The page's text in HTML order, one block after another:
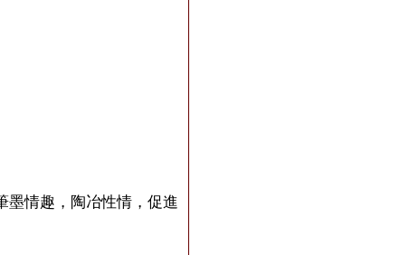
墨情趣，陶冶性情，促進